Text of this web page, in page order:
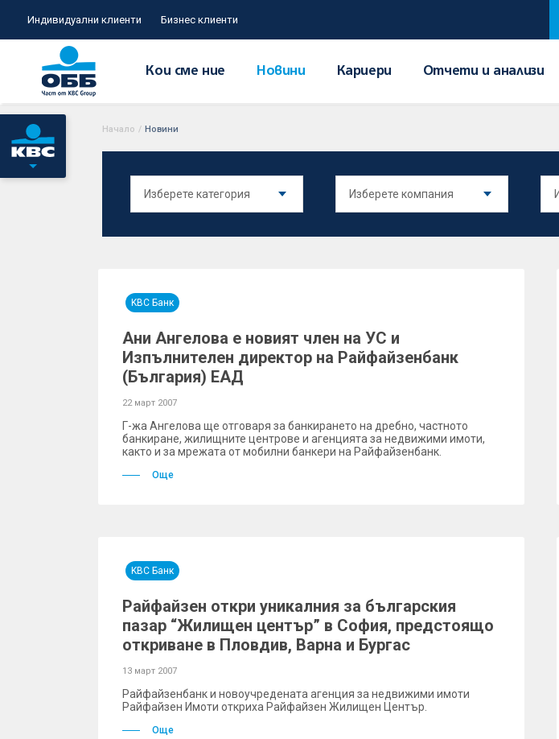
Индивидуални клиенти Бизнес клиенти
Кои сме ние Новини Кариери Отчети и анализи
Начало / Новини
KBC Банк
Ани Ангелова е новият член на УС и
Изпълнителен директор на Райфайзенбанк
(България) ЕАД
22 март 2007
Г-жа Ангелова ще отговаря за банкирането на дребно, частното
банкиране, жилищните центрове и агенцията за недвижими имоти,
както и за мрежата от мобилни банкери на Райфайзенбанк.
Още
KBC Банк
Райфайзен откри уникалния за българския
пазар “Жилищен център” в София, предстоящо
откриване в Пловдив, Варна и Бургас
13 март 2007
Райфайзенбанк и новоучредената агенция за недвижими имоти
Райфайзен Имоти откриха Райфайзен Жилищен Център.
Още